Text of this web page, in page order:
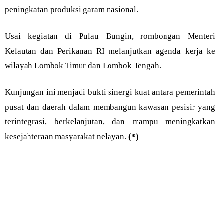
peningkatan produksi garam nasional.
Usai kegiatan di Pulau Bungin, rombongan Menteri
Kelautan dan Perikanan RI melanjutkan agenda kerja ke
wilayah Lombok Timur dan Lombok Tengah.
Kunjungan ini menjadi bukti sinergi kuat antara pemerintah
pusat dan daerah dalam membangun kawasan pesisir yang
terintegrasi, berkelanjutan, dan mampu meningkatkan
kesejahteraan masyarakat nelayan. (*)